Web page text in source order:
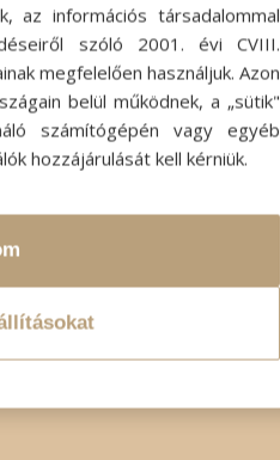
az információs társadalommal
szóló 2001. évi CVIII.
megfelelően használjuk. Azon
belül működnek, a „sütik"
számítógépén vagy egyéb
hozzájárulását kell kérniük.